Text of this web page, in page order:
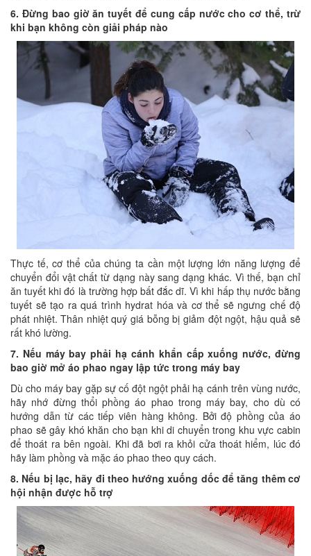
6. Đừng bao giờ ăn tuyết để cung cấp nước cho cơ thể, trừ
khi bạn không còn giải pháp nào
Thực tế, cơ thể của chúng ta cần một lượng lớn năng lượng để
chuyển đổi vật chất từ dạng này sang dạng khác. Vì thế, bạn chỉ
ăn tuyết khi đó là trường hợp bất đắc dĩ. Vì khi hấp thụ nước bằng
tuyết sẽ tạo ra quá trình hydrat hóa và cơ thể sẽ ngưng chế độ
phát nhiệt. Thân nhiệt quý giá bỗng bị giảm đột ngột, hậu quả sẽ
rất khó lường.
7. Nếu máy bay phải hạ cánh khẩn cấp xuống nước, đừng
bao giờ mở áo phao ngay lập tức trong máy bay
Dù cho máy bay gặp sự cố đột ngột phải hạ cánh trên vùng nước,
hãy nhớ đừng thổi phồng áo phao trong máy bay, cho dù có
hướng dẫn từ các tiếp viên hàng không. Bởi độ phồng của áo
phao sẽ gây khó khăn cho bạn khi di chuyển trong khu vực cabin
để thoát ra bên ngoài. Khi đã bơi ra khỏi cửa thoát hiểm, lúc đó
hãy làm phồng và mặc áo phao theo quy cách.
8. Nếu bị lạc, hãy đi theo hướng xuống dốc để tăng thêm cơ
hội nhận được hỗ trợ